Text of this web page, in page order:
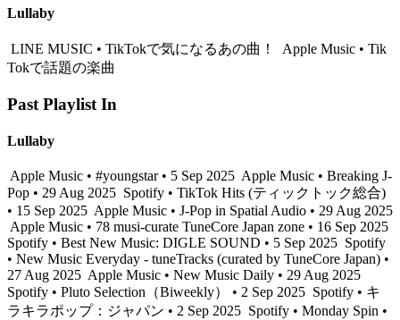
Lullaby
LINE MUSIC • TikTokで気になるあの曲！
Apple Music • Tik
Tokで話題の楽曲
Past Playlist In
Lullaby
Apple Music • #youngstar • 5 Sep 2025 Apple Music • Breaking J-
Pop • 29 Aug 2025 Spotify • TikTok Hits (ティックトック総合)
• 15 Sep 2025 Apple Music • J-Pop in Spatial Audio • 29 Aug 2025
Apple Music • 78 musi-curate TuneCore Japan zone • 16 Sep 2025
Spotify • Best New Music: DIGLE SOUND • 5 Sep 2025 Spotify
• New Music Everyday - tuneTracks (curated by TuneCore Japan) •
27 Aug 2025 Apple Music • New Music Daily • 29 Aug 2025
Spotify • Pluto Selection（Biweekly） • 2 Sep 2025 Spotify • キ
ラキラポップ：ジャパン • 2 Sep 2025 Spotify • Monday Spin •